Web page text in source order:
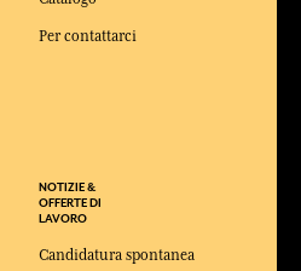
Per contattarci
NOTIZIE &
OFFERTE DI
LAVORO
Candidatura spontanea